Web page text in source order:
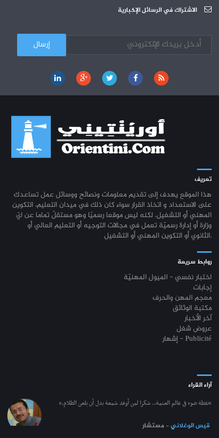
03-10 الجامعة العربية للعلوم : دورة تكوينية
الاشتراك في الرسائل الإخبارية
تعريف
هذا الموقع يهدف إلى تقديم معلومات ونصائح ووسائل عمل تساعدك
على الاستعداد و اتخاذ القرار سواء كان ذلك في ميدان التعليم، التكوين
المهني أو التشغيل. لكنه ليس موقعا رسميّا وهو مستقلّ تماما عن ايّ
وزارة أو إدارة رسميّة تعمل في مجالات التوجيه أو التعليم العالي أو
الثانوي أو التكوين المهني أو التشغيل.
روابط سريعة
اختبار نفسي - الميول المهنيّة
إجابات
معجم المهن والحرف
مكتبة الوثائق
آخر الأخبار
عروض شغل
إشهار - Publicité
آراء القراء
“نقطة ضوء في عالم العتمة.. شكرا لمن أوقد شمعة بدل أن يلعن الظلام.”
قيس الوغلاني- مستشار